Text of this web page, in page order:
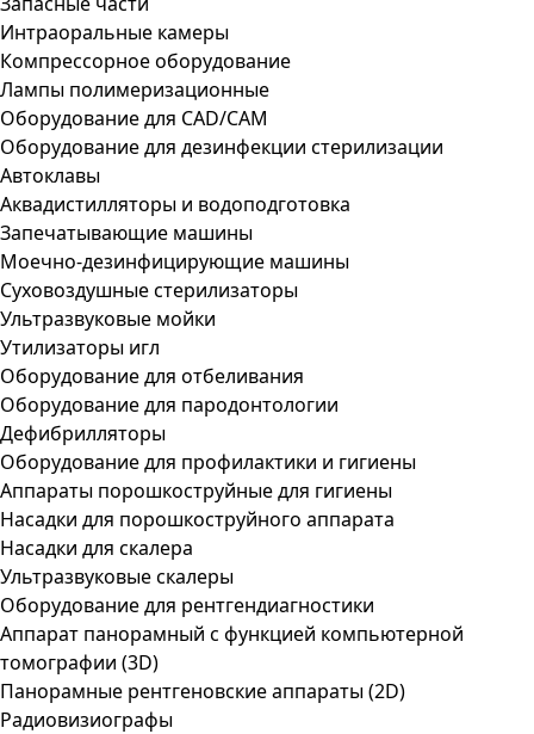
Интраоральные камеры
Компрессорное оборудование
Лампы полимеризационные
Оборудование для CAD/CAM
Оборудование для дезинфекции стерилизации
Автоклавы
Аквадистилляторы и водоподготовка
Запечатывающие машины
Моечно-дезинфицирующие машины
Суховоздушные стерилизаторы
Ультразвуковые мойки
Утилизаторы игл
Оборудование для отбеливания
Оборудование для пародонтологии
Дефибрилляторы
Оборудование для профилактики и гигиены
Аппараты порошкоструйные для гигиены
Насадки для порошкоструйного аппарата
Насадки для скалера
Ультразвуковые скалеры
Оборудование для рентгендиагностики
Аппарат панорамный с функцией компьютерной
томографии (3D)
Панорамные рентгеновские аппараты (2D)
Радиовизиографы